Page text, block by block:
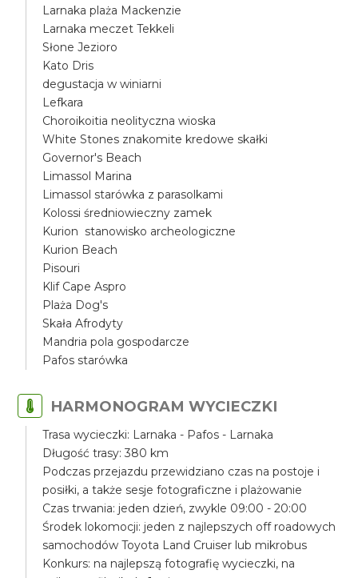
Larnaka plaża Mackenzie
Larnaka meczet Tekkeli
Słone Jezioro
Kato Dris
degustacja w winiarni
Lefkara
Choroikoitia neolityczna wioska
White Stones znakomite kredowe skałki
Governor's Beach
Limassol Marina
Limassol starówka z parasolkami
Kolossi średniowieczny zamek
Kurion stanowisko archeologiczne
Kurion Beach
Pisouri
Klif Cape Aspro
Plaża Dog's
Skała Afrodyty
Mandria pola gospodarcze
Pafos starówka
HARMONOGRAM WYCIECZKI
Trasa wycieczki: Larnaka - Pafos - Larnaka
Długość trasy: 380 km
Podczas przejazdu przewidziano czas na postoje i
posiłki, a także sesje fotograficzne i plażowanie
Czas trwania: jeden dzień, zwykle 09:00 - 20:00
Środek lokomocji: jeden z najlepszych off roadowych
samochodów Toyota Land Cruiser lub mikrobus
Konkurs: na najlepszą fotografię wycieczki, na